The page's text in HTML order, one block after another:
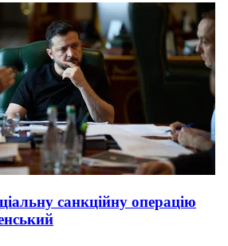
санкційну операцію